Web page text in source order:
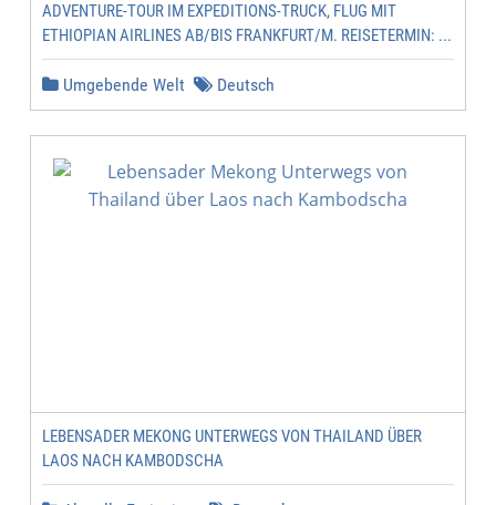
ADVENTURE-TOUR IM EXPEDITIONS-TRUCK, FLUG MIT
ETHIOPIAN AIRLINES AB/BIS FRANKFURT/M. REISETERMIN: ...
Umgebende Welt Deutsch
LEBENSADER MEKONG UNTERWEGS VON THAILAND ÜBER
LAOS NACH KAMBODSCHA